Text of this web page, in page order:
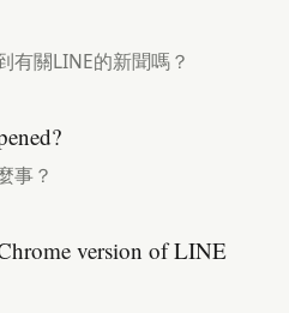
有關LINE的新聞嗎？
事？
version of LINE